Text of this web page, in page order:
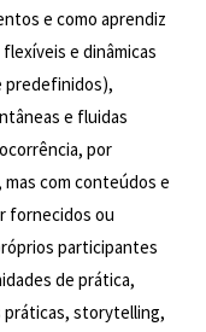
e como aprendiz
e dinâmicas
predefinidos),
e fluidas
por
com conteúdos e
fornecidos ou
participantes
de prática,
práticas, storytelling,